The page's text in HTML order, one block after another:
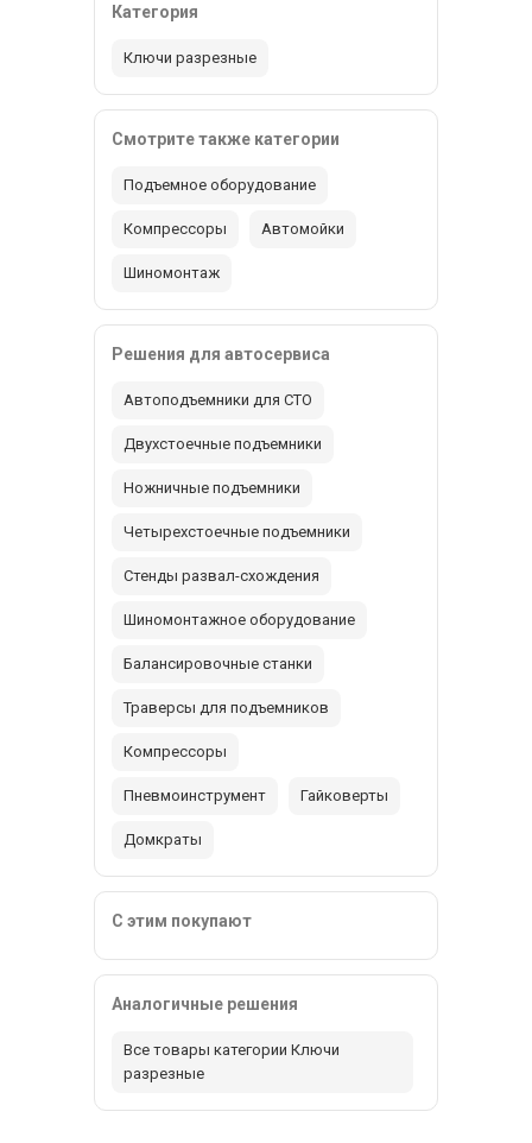
Категория
Ключи разрезные
Смотрите также категории
Подъемное оборудование
Компрессоры Автомойки
Шиномонтаж
Решения для автосервиса
Автоподъемники для СТО
Двухстоечные подъемники
Ножничные подъемники
Четырехстоечные подъемники
Стенды развал-схождения
Шиномонтажное оборудование
Балансировочные станки
Траверсы для подъемников
Компрессоры
Пневмоинструмент Гайковерты
Домкраты
С этим покупают
Аналогичные решения
Все товары категории Ключи
разрезные